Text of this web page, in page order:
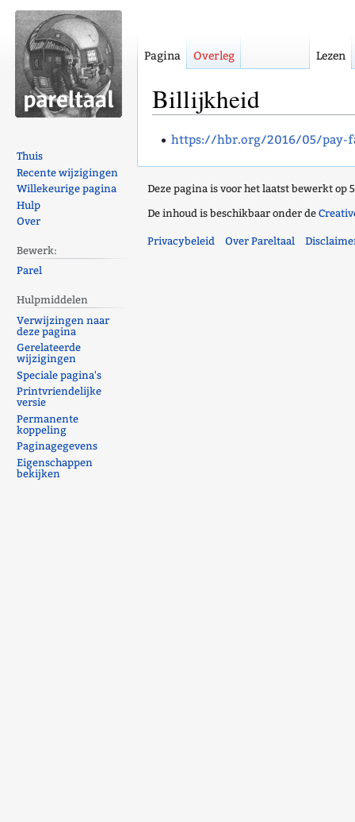
Billijkheid
Naar
Naarhttps://hbr.org/2016/05/pay-
Pagina Overleg Lezen
Thuis
Recente wijzigingen
Willekeurige pagina
Hulp
Over
Bewerk:
Parel
Hulpmiddelen
Verwijzingen naar
deze pagina
Gerelateerde
wijzigingen
Speciale pagina's
Printvriendelijke
versie
Permanente
koppeling
Paginagegevens
Eigenschappen
bekijken
Deze pagina is voor het laatst bewerkt op
De inhoud is beschikbaar onder de
Privacybeleid Over Pareltaal